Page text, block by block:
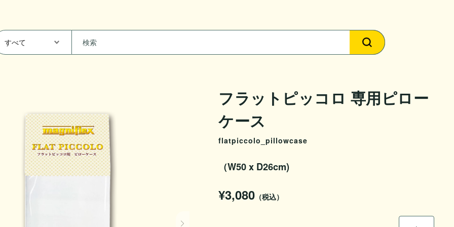
フラットピッコロ 専用ピロー
ケース
flatpiccolo_pillowcase
（W50 x D26cm)
¥3,080 （税込）